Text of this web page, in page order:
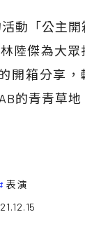
動「公主開
陸傑為大
開箱分享，
的青青草
表演